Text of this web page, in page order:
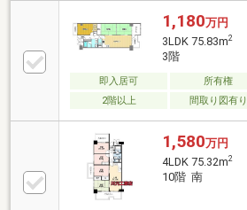
1,180万円
3LDK 75.83m2
3階
即入居可 所有権
2階以上
間取り図有り
1,580万円
4LDK 75.32m2
10階 南